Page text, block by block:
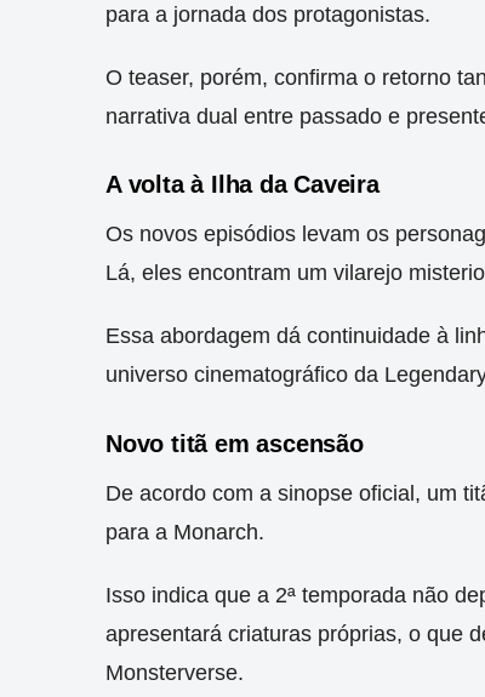
para a jornada dos protagonistas.
O teaser, porém, confirma o retorno
narrativa dual entre passado e
A volta à Ilha da Caveira
Os novos episódios levam os
Lá, eles encontram um vilarejo
Essa abordagem dá continuidade à
universo cinematográfico da
Novo titã em ascensão
De acordo com a sinopse oficial, um
para a Monarch.
Isso indica que a 2ª temporada não
apresentará criaturas próprias, o que
Monsterverse.